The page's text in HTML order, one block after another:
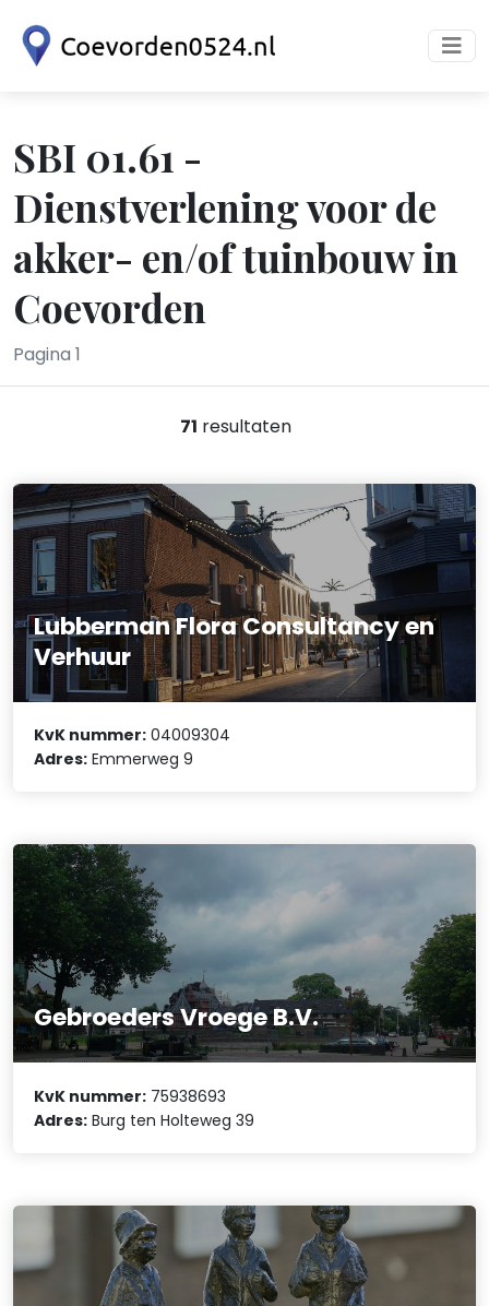
SBI 01.61 -
Dienstverlening voor de
akker- en/of tuinbouw in
Coevorden
Pagina 1
71 resultaten
Lubberman Flora Consultancy en
Verhuur
KvK nummer: 04009304
Adres: Emmerweg 9
Gebroeders Vroege B.V.
KvK nummer: 75938693
Adres: Burg ten Holteweg 39